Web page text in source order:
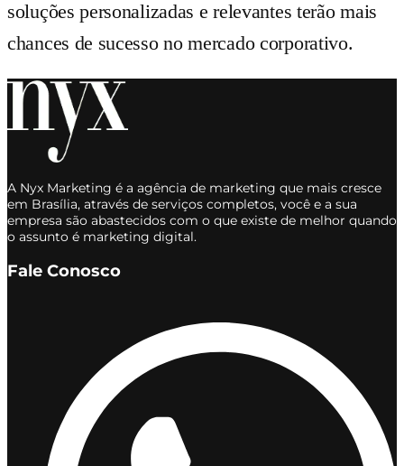
soluções personalizadas e relevantes terão mais
chances de sucesso no mercado corporativo.
A Nyx Marketing é a agência de marketing que mais cresce
em Brasília, através de serviços completos, você e a sua
empresa são abastecidos com o que existe de melhor quando
o assunto é marketing digital.
Fale Conosco